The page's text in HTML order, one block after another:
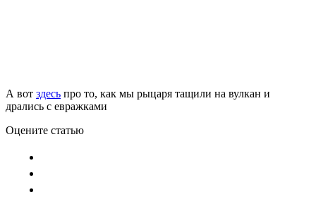
А вот здесь про то, как мы рыцаря тащили на вулкан и
дрались с евражками
Оцените статью